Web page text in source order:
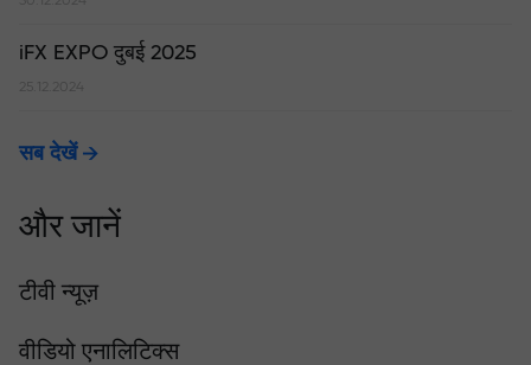
iFX EXPO दुबई 2025
25.12.2024
सब देखें
और जानें
टीवी न्यूज़
वीडियो एनालिटिक्स